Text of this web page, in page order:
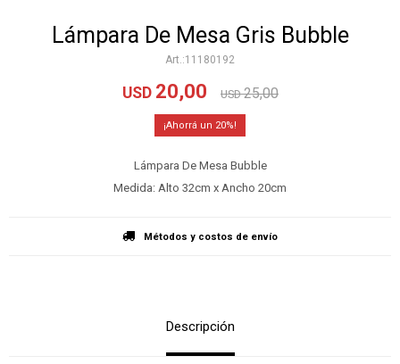
Lámpara De Mesa Gris Bubble
11180192
USD 20,00 USD 25,00
20
Lámpara De Mesa Bubble
Medida: Alto 32cm x Ancho 20cm
Métodos y costos de envío
Descripción